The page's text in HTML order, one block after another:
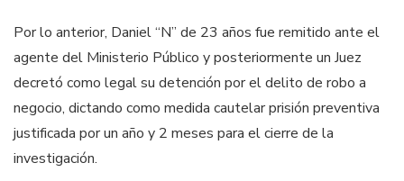
Por lo anterior, Daniel “N” de 23 años fue remitido ante el
agente del Ministerio Público y posteriormente un Juez
decretó como legal su detención por el delito de robo a
negocio, dictando como medida cautelar prisión preventiva
justificada por un año y 2 meses para el cierre de la
investigación.